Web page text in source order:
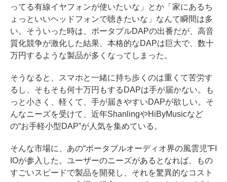
ってる有線イヤフォンが使いたいな」とか「家にあるち
ょっといいヘッドフォンで聴きたいな」なんて瞬間は多
い。そういった時は、ポータブルDAPの出番だが、高音
質化競争が激化した結果、本格的なDAPは巨大で、数十
万円するような製品が多くなってしまった。
そうなると、スマホと一緒に持ち歩くのは重くて苦労す
るし、そもそも何十万円もするDAPは手が届かない。も
っと小さく、軽くて、手が届きやすいDAPが欲しい。そ
んなニーズを受けて、近年ShanlingやHiByMusicなど
の“お手軽小型DAP”が人気を集めている。
そんな市場に、あの“ポータブルオーディオ界の風雲児”FI
IOが参入した。ユーザーのニーズがあるとなれば、もの
すごいスピードで製品を開発し、それを驚異的なコスト